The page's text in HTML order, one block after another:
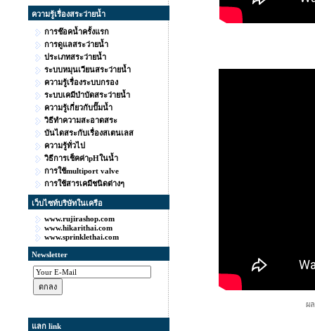
ความรู้เรื่องสระว่ายน้ำ
การช๊อคน้ำครั้งแรก
การดูแลสระว่ายน้ำ
ประเภทสระว่ายน้ำ
ระบบหมุนเวียนสระว่ายน้ำ
ความรู้เรื่องระบบกรอง
ระบบเคมีบำบัดสระว่ายน้ำ
ความรู้เกี่ยวกับปั๊มน้ำ
วิธีทำความสะอาดสระ
บันไดสระกับเรื่องสเตนเลส
ความรู้ทั่วไป
วิธีการเช็คค่าpHในน้ำ
การใช้multiport valve
การใช้สารเคมีชนิดต่างๆ
เว็บไซท์บริษัทในเครือ
www.rujirashop.com
www.hikarithai.com
www.sprinklethai.com
Newsletter
แลก link
ผ